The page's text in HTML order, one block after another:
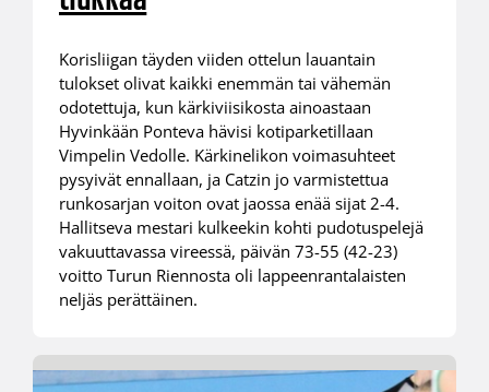
Korisliigan täyden viiden ottelun lauantain
tulokset olivat kaikki enemmän tai vähemän
odotettuja, kun kärkiviisikosta ainoastaan
Hyvinkään Ponteva hävisi kotiparketillaan
Vimpelin Vedolle. Kärkinelikon voimasuhteet
pysyivät ennallaan, ja Catzin jo varmistettua
runkosarjan voiton ovat jaossa enää sijat 2-4.
Hallitseva mestari kulkeekin kohti pudotuspelejä
vakuuttavassa vireessä, päivän 73-55 (42-23)
voitto Turun Riennosta oli lappeenrantalaisten
neljäs perättäinen.